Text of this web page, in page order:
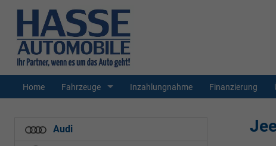
Home Fahrzeuge Inzahlungnahme Finanzierung
Audi